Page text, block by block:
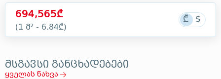
694,565₾
(1 მ² - 6.84₾)
მსგავსი განცხადებები
ყველას ნახვა